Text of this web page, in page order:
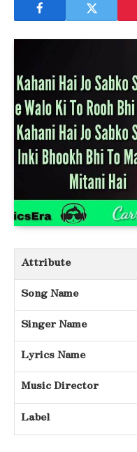
Attribute
Song Name
Singer Name
Lyrics Name
Music Director
Label